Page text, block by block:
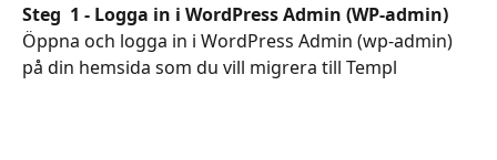
Steg  1 - Logga in i WordPress Admin (WP-admin)
Öppna och logga in i WordPress Admin (wp-admin)
på din hemsida som du vill migrera till Templ